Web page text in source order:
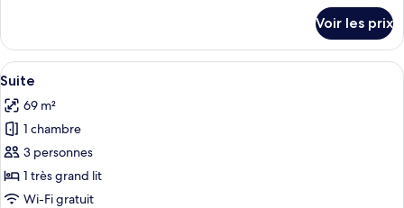
très
grand
lit
le
type
de
Chambre
Classique,
très
grand
lit
Voir les prix
Afficher
toutes
les
photos
pour
ce
type
Une chambre d’hôtel avec un
6
Suite
69 m²
1 chambre
3 personnes
1 très grand lit
Wi-Fi gratuit